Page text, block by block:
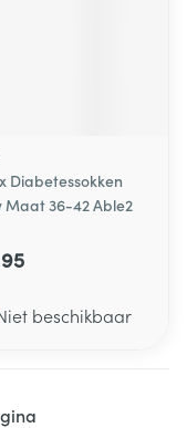
Diabetessokken
Maat 36-42 Able2
beschikbaar